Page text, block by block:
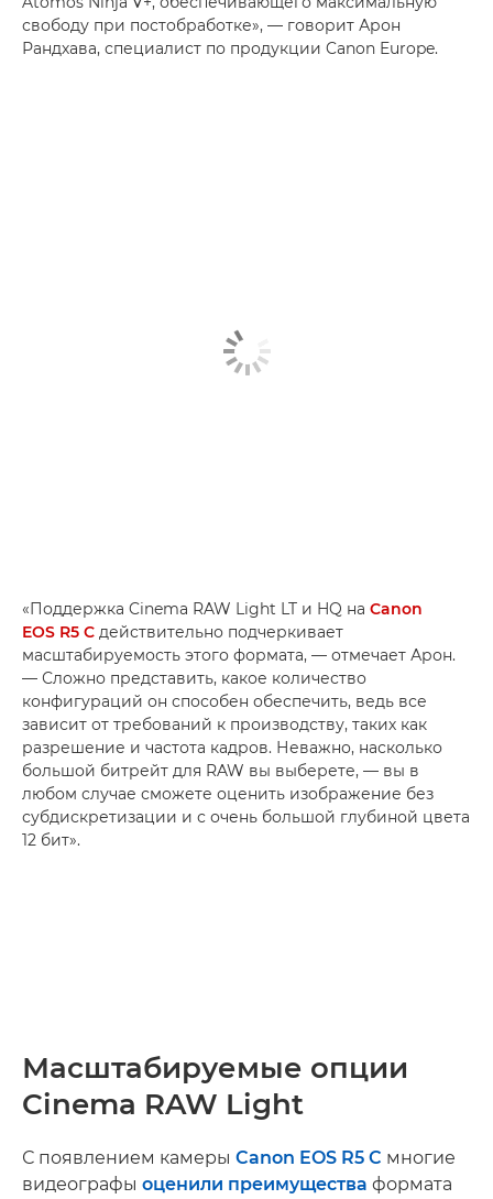
свободу при постобработке», — говорит Арон
Рандхава, специалист по продукции Canon Europe.
«Поддержка Cinema RAW Light LT и HQ на Canon
EOS R5 C действительно подчеркивает
масштабируемость этого формата, — отмечает Арон.
— Сложно представить, какое количество
конфигураций он способен обеспечить, ведь все
зависит от требований к производству, таких как
разрешение и частота кадров. Неважно, насколько
большой битрейт для RAW вы выберете, — вы в
любом случае сможете оценить изображение без
субдискретизации и с очень большой глубиной цвета
12 бит».
Масштабируемые опции
Cinema RAW Light
С появлением камеры Canon EOS R5 C многие
видеографы оценили преимущества формата